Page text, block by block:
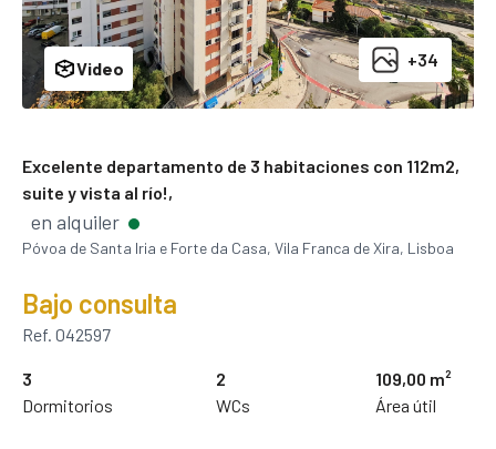
+34
Video
Excelente departamento de 3 habitaciones con 112m2,
suite y vista al río!,
en alquiler
Póvoa de Santa Iria e Forte da Casa, Vila Franca de Xira, Lisboa
Bajo consulta
Ref. 042597
3
Dormitorios
2
WCs
109,00 m²
Área útil